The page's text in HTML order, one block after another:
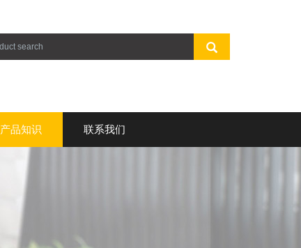
产品知识 联系我们